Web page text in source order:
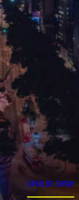
SPOILER SHOW